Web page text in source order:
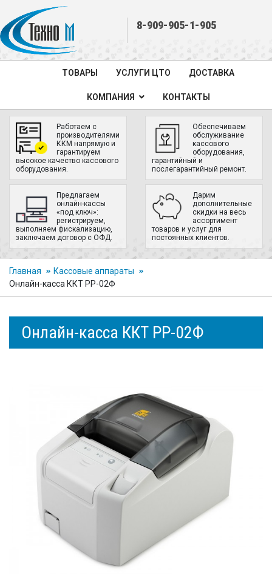
8-909-905-1-905
ТОВАРЫ УСЛУГИ ЦТО ДОСТАВКА
КОМПАНИЯ КОНТАКТЫ
Работаем с
производителями
ККМ напрямую и
гарантируем
высокое качество кассового
оборудования.
Обеспечиваем
обслуживание
кассового
оборудования,
гарантийный и
послегарантийный ремонт.
Предлагаем
онлайн-кассы
«под ключ»:
регистрируем,
выполняем фискализацию,
заключаем договор с ОФД.
Дарим
дополнительные
скидки на весь
ассортимент
товаров и услуг для
постоянных клиентов.
Главная
Кассовые аппараты
Онлайн-касса ККТ РР-02Ф
Онлайн-касса ККТ РР-02Ф